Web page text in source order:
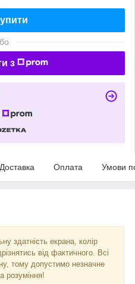
з
Доставка Оплата Умови
здатність екрана, колір
від фактичного. Всі
тому допустимо незначне
розуміння!